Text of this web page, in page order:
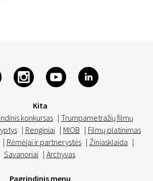
Kita
konkursas | Trumpametražių filmų
| Renginiai | MIOB | Filmų platinimas
| Rėmėjai ir partnerystės | Žiniasklaida |
Savanoriai | Archyvas
Pagrindinis menu